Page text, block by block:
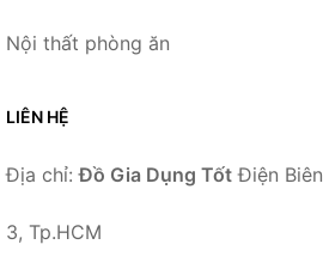
Nội thất phòng ăn
LIÊN HỆ
Địa chỉ:Đồ Gia Dụng Tốt Điện
3, Tp.HCM